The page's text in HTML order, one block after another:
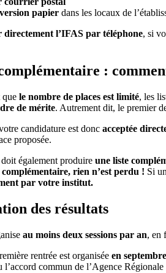
papier dans les locaux de
directement l’IFAS par téléphone, si
:
que le nombre de places est limité, les
de mérite. Autrement dit, le premier
candidature est donc acceptée
proposée.
également produire une liste
complémentaire, rien n’est perdu ! Si
par votre institut.
des résultats
au moins deux sessions par an, en
rentrée est organisée en septembre
l’accord commun de l’Agence